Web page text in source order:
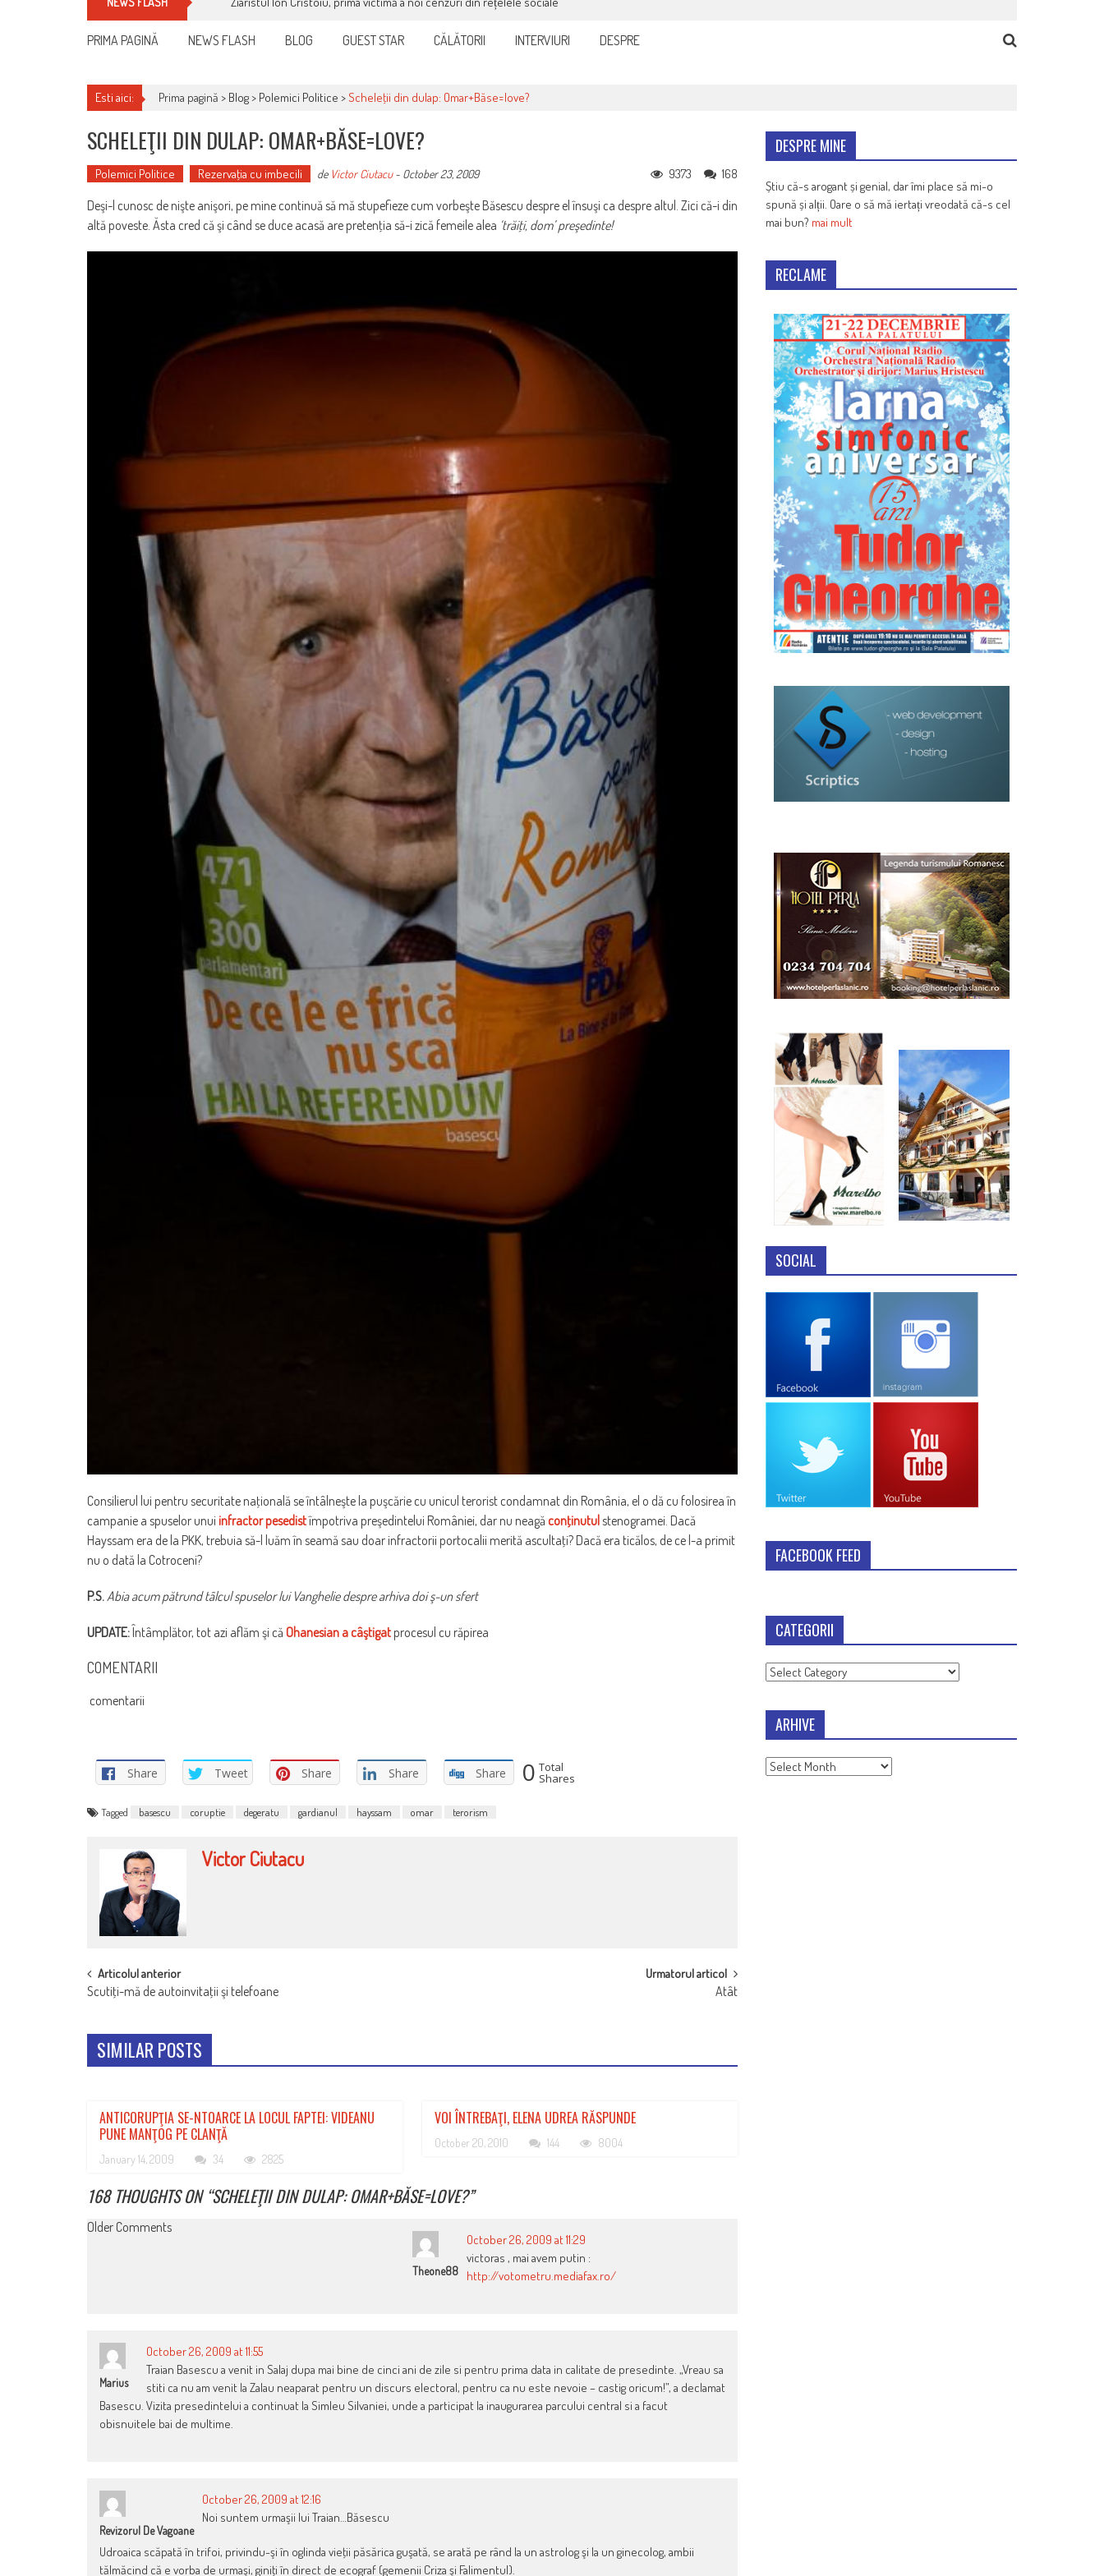
PRIMA PAGINĂ NEWS FLASH BLOG GUEST STAR CĂLĂTORII INTERVIURI DESPRE
Esti aici: Prima pagină > Blog> Polemici Politice >Scheleţii din dulap: Omar+Băse=love?
SCHELEŢII DIN DULAP: OMAR+BĂSE=LOVE?
Polemici Politice Rezervaţia cu imbecili de Victor Ciutacu- October 23, 2009 168
9373
Deşi-l cunosc de nişte anişori, pe mine continuă să mă stupefieze cum vorbeşte Băsescu despre el însuşi ca despre altul. Zici că-i din
altă poveste. Ăsta cred că şi când se duce acasă are pretenţia să-i zică femeile alea ‘trăiţi, dom’ preşedinte!
Consilierul lui pentru securitate naţională se întâlneşte la puşcărie cu unicul terorist condamnat din România, el o dă cu folosirea în
campanie a spuselor unui infractor pesedistîmpotriva preşedintelui României, dar nu neagă conţinutulstenogramei. Dacă
Hayssam era de la PKK, trebuia să-l luăm în seamă sau doar infractorii portocalii merită ascultaţi? Dacă era ticălos, de ce l-a primit
nu o dată la Cotroceni?
P.S.Abia acum pătrund tâlcul spuselor lui Vanghelie despre arhiva doi ş-un sfert
UPDATE: Întâmplător, tot azi aflăm şi că Ohanesian a câştigat procesul cu răpirea
COMENTARII
comentarii
Share Tweet Share Share Share 0 Total
Shares
Tagged basescu coruptie degeratu gardianul hayssam omar terorism
Victor Ciutacu
POST
NAVIGATION
Articolul anterior
Scutiţi-mă de autoinvitaţii şi telefoane
Urmatorul articol
Atât
SIMILAR POSTS
ANTICORUPŢIA SE-NTOARCE LA LOCUL FAPTEI: VIDEANU
PUNE MANŢOG PE CLANŢĂ
January 14, 2009 34 2825
VOI ÎNTREBAŢI, ELENA UDREA RĂSPUNDE
October 20, 2010 144 8004
168 THOUGHTS ON “SCHELEŢII DIN DULAP: OMAR+BĂSE=LOVE?”
COMMENT
Older Comments
Theone88
October 26, 2009 at 11:29
victoras , mai avem putin :
http://votometru.mediafax.ro/
Marius
October 26, 2009 at 11:55
Traian Basescu a venit in Salaj dupa mai bine de cinci ani de zile si pentru prima data in calitate de prese­dinte. „Vreau sa
stiti ca nu am venit la Zalau neaparat pentru un discurs electoral, pentru ca nu este nevoie – castig oricum!”, a declamat
Basescu. Vizita presedintelui a continuat la Simleu Silvaniei, unde a participat la inaugurarea parcului central si a facut
obisnuitele bai de multime.
Revizorul De Vagoane
October 26, 2009 at 12:16
Noi suntem urmaşii lui Traian…Băsescu
Udroaica scăpată în trifoi, privindu-şi în oglinda vieţii păsărica guşată, se arată pe rând la un astrolog şi la un ginecolog, ambii
tălmăcind că e vorba de urmaşi, giniţi în direct de ecograf (gemenii Criza şi Falimentul).
DESPRE MINE
Știu că-s arogant și genial, dar îmi place să mi-o
spună și alții. Oare o să mă iertați vreodată că-s cel
mai bun? mai mult
RECLAME
SOCIAL
FACEBOOK FEED
CATEGORII
Categorii
ARHIVE
Arhive